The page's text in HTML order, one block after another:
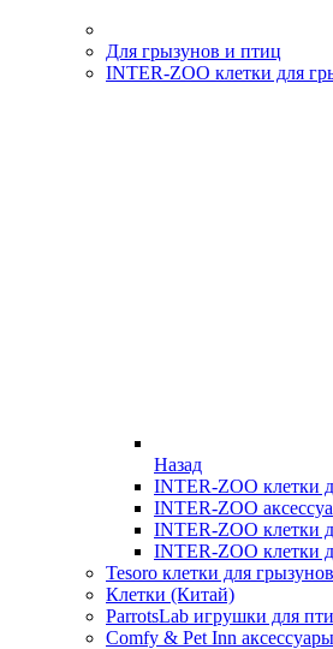
Для грызунов и птиц
INTER-ZOO клетки для
Назад
INTER-ZOO клетки
INTER-ZOO
INTER-ZOO клетки
INTER-ZOO клетки
Tesoro клетки для
Клетки (Китай)
ParrotsLab игрушки для
Comfy & Pet Inn